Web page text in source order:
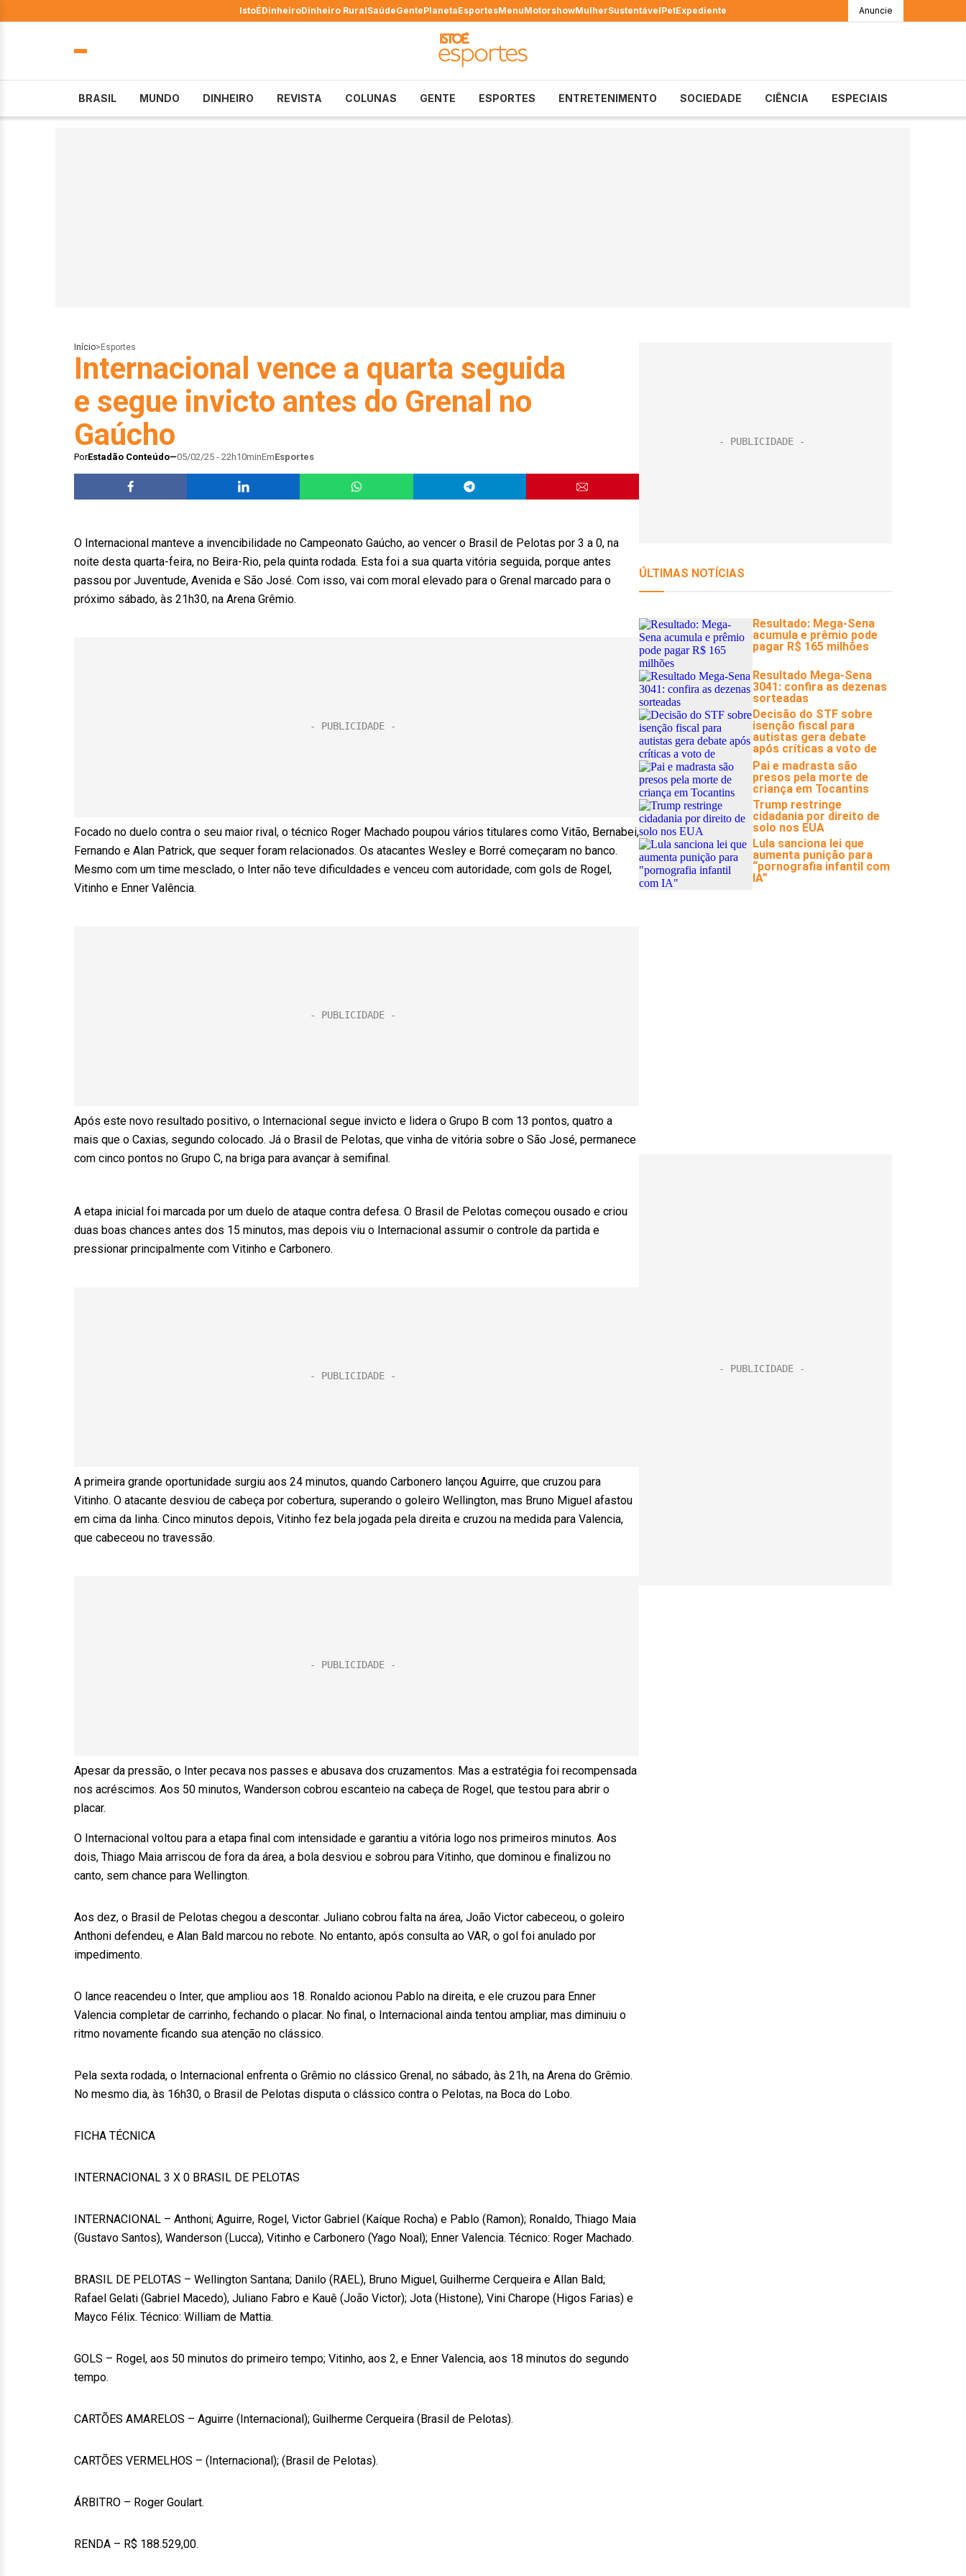
IstoÉDinheiroDinheiro RuralSaúdeGentePlanetaEsportesMenuMotorshowMulherSustentávelPetExpediente Anuncie
BRASIL MUNDO DINHEIRO REVISTA COLUNAS GENTE ESPORTES ENTRETENIMENTO SOCIEDADE CIÊNCIA ESPECIAIS
Início> Esportes
Internacional vence a quarta seguida
e segue invicto antes do Grenal no
Gaúcho
PorEstadão Conteúdo 05/02/25 - 22h10minEmEsportes
O Internacional manteve a invencibilidade no Campeonato Gaúcho, ao vencer o Brasil de Pelotas por 3 a 0, na
noite desta quarta-feira, no Beira-Rio, pela quinta rodada. Esta foi a sua quarta vitória seguida, porque antes
passou por Juventude, Avenida e São José. Com isso, vai com moral elevado para o Grenal marcado para o
próximo sábado, às 21h30, na Arena Grêmio.
Focado no duelo contra o seu maior rival, o técnico Roger Machado poupou vários titulares como Vitão, Bernabei,
Fernando e Alan Patrick, que sequer foram relacionados. Os atacantes Wesley e Borré começaram no banco.
Mesmo com um time mesclado, o Inter não teve dificuldades e venceu com autoridade, com gols de Rogel,
Vitinho e Enner Valência.
Após este novo resultado positivo, o Internacional segue invicto e lidera o Grupo B com 13 pontos, quatro a
mais que o Caxias, segundo colocado. Já o Brasil de Pelotas, que vinha de vitória sobre o São José, permanece
com cinco pontos no Grupo C, na briga para avançar à semifinal.
A etapa inicial foi marcada por um duelo de ataque contra defesa. O Brasil de Pelotas começou ousado e criou
duas boas chances antes dos 15 minutos, mas depois viu o Internacional assumir o controle da partida e
pressionar principalmente com Vitinho e Carbonero.
A primeira grande oportunidade surgiu aos 24 minutos, quando Carbonero lançou Aguirre, que cruzou para
Vitinho. O atacante desviou de cabeça por cobertura, superando o goleiro Wellington, mas Bruno Miguel afastou
em cima da linha. Cinco minutos depois, Vitinho fez bela jogada pela direita e cruzou na medida para Valencia,
que cabeceou no travessão.
Apesar da pressão, o Inter pecava nos passes e abusava dos cruzamentos. Mas a estratégia foi recompensada
nos acréscimos. Aos 50 minutos, Wanderson cobrou escanteio na cabeça de Rogel, que testou para abrir o
placar.
O Internacional voltou para a etapa final com intensidade e garantiu a vitória logo nos primeiros minutos. Aos
dois, Thiago Maia arriscou de fora da área, a bola desviou e sobrou para Vitinho, que dominou e finalizou no
canto, sem chance para Wellington.
Aos dez, o Brasil de Pelotas chegou a descontar. Juliano cobrou falta na área, João Victor cabeceou, o goleiro
Anthoni defendeu, e Alan Bald marcou no rebote. No entanto, após consulta ao VAR, o gol foi anulado por
impedimento.
O lance reacendeu o Inter, que ampliou aos 18. Ronaldo acionou Pablo na direita, e ele cruzou para Enner
Valencia completar de carrinho, fechando o placar. No final, o Internacional ainda tentou ampliar, mas diminuiu o
ritmo novamente ficando sua atenção no clássico.
Pela sexta rodada, o Internacional enfrenta o Grêmio no clássico Grenal, no sábado, às 21h, na Arena do Grêmio.
No mesmo dia, às 16h30, o Brasil de Pelotas disputa o clássico contra o Pelotas, na Boca do Lobo.
FICHA TÉCNICA
INTERNACIONAL 3 X 0 BRASIL DE PELOTAS
INTERNACIONAL – Anthoni; Aguirre, Rogel, Victor Gabriel (Kaíque Rocha) e Pablo (Ramon); Ronaldo, Thiago Maia
(Gustavo Santos), Wanderson (Lucca), Vitinho e Carbonero (Yago Noal); Enner Valencia. Técnico: Roger Machado.
BRASIL DE PELOTAS – Wellington Santana; Danilo (RAEL), Bruno Miguel, Guilherme Cerqueira e Allan Bald;
Rafael Gelati (Gabriel Macedo), Juliano Fabro e Kauê (João Victor); Jota (Histone), Vini Charope (Higos Farias) e
Mayco Félix. Técnico: William de Mattia.
GOLS – Rogel, aos 50 minutos do primeiro tempo; Vitinho, aos 2, e Enner Valencia, aos 18 minutos do segundo
tempo.
CARTÕES AMARELOS – Aguirre (Internacional); Guilherme Cerqueira (Brasil de Pelotas).
CARTÕES VERMELHOS – (Internacional); (Brasil de Pelotas).
ÁRBITRO – Roger Goulart.
RENDA – R$ 188.529,00.